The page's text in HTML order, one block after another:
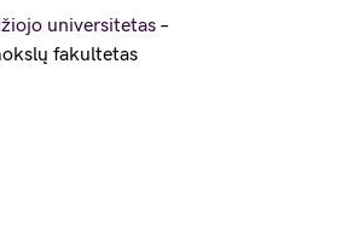
universitetas –
fakultetas